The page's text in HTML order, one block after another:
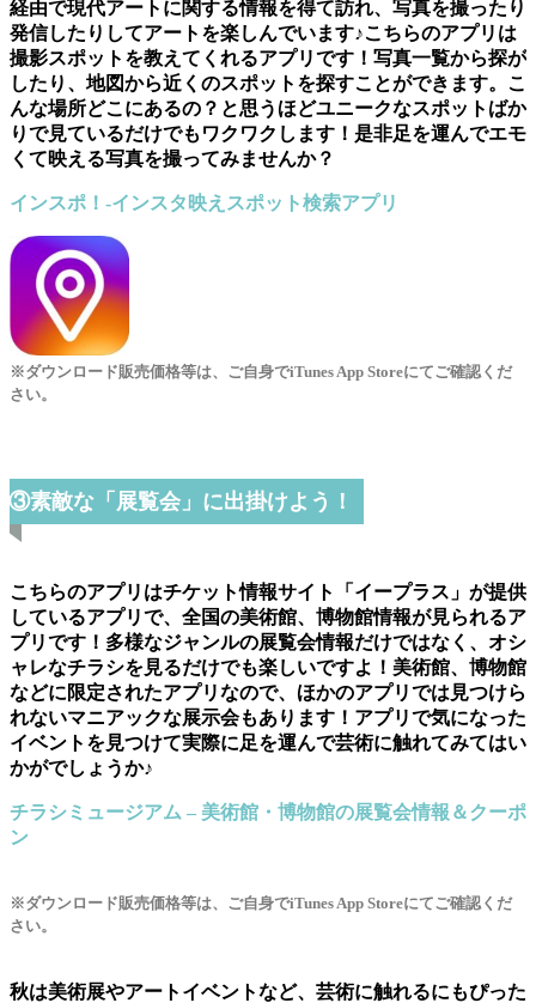
経由で現代アートに関する情報を得て訪れ、写真を撮ったり
発信したりしてアートを楽しんでいます♪こちらのアプリは
撮影スポットを教えてくれるアプリです！写真一覧から探が
したり、地図から近くのスポットを探すことができます。こ
んな場所どこにあるの？と思うほどユニークなスポットばか
りで見ているだけでもワクワクします！是非足を運んでエモ
くて映える写真を撮ってみませんか？
インスポ！-インスタ映えスポット検索アプリ
※ダウンロード販売価格等は、ご自身でiTunes App Storeにてご確認くだ
さい。
③素敵な「展覧会」に出掛けよう！
こちらのアプリはチケット情報サイト「イープラス」が提供
しているアプリで、全国の美術館、博物館情報が見られるア
プリです！多様なジャンルの展覧会情報だけではなく、オシ
ャレなチラシを見るだけでも楽しいですよ！美術館、博物館
などに限定されたアプリなので、ほかのアプリでは見つけら
れないマニアックな展示会もあります！アプリで気になった
イベントを見つけて実際に足を運んで芸術に触れてみてはい
かがでしょうか♪
チラシミュージアム – 美術館・博物館の展覧会情報＆クーポ
ン
※ダウンロード販売価格等は、ご自身でiTunes App Storeにてご確認くだ
さい。
秋は美術展やアートイベントなど、芸術に触れるにもぴった